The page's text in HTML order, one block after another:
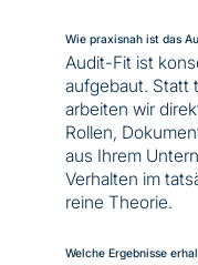
Wie praxisnah ist das
Audit-Fit ist
aufgebaut. Statt
arbeiten wir
Rollen,
aus Ihrem
Verhalten im
reine Theorie.
Welche Ergebnisse